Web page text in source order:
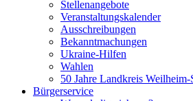
Stellenangebote
Veranstaltungskalender
Ausschreibungen
Bekanntmachungen
Ukraine-Hilfen
Wahlen
50 Jahre Landkreis Weilheim-
Bürgerservice